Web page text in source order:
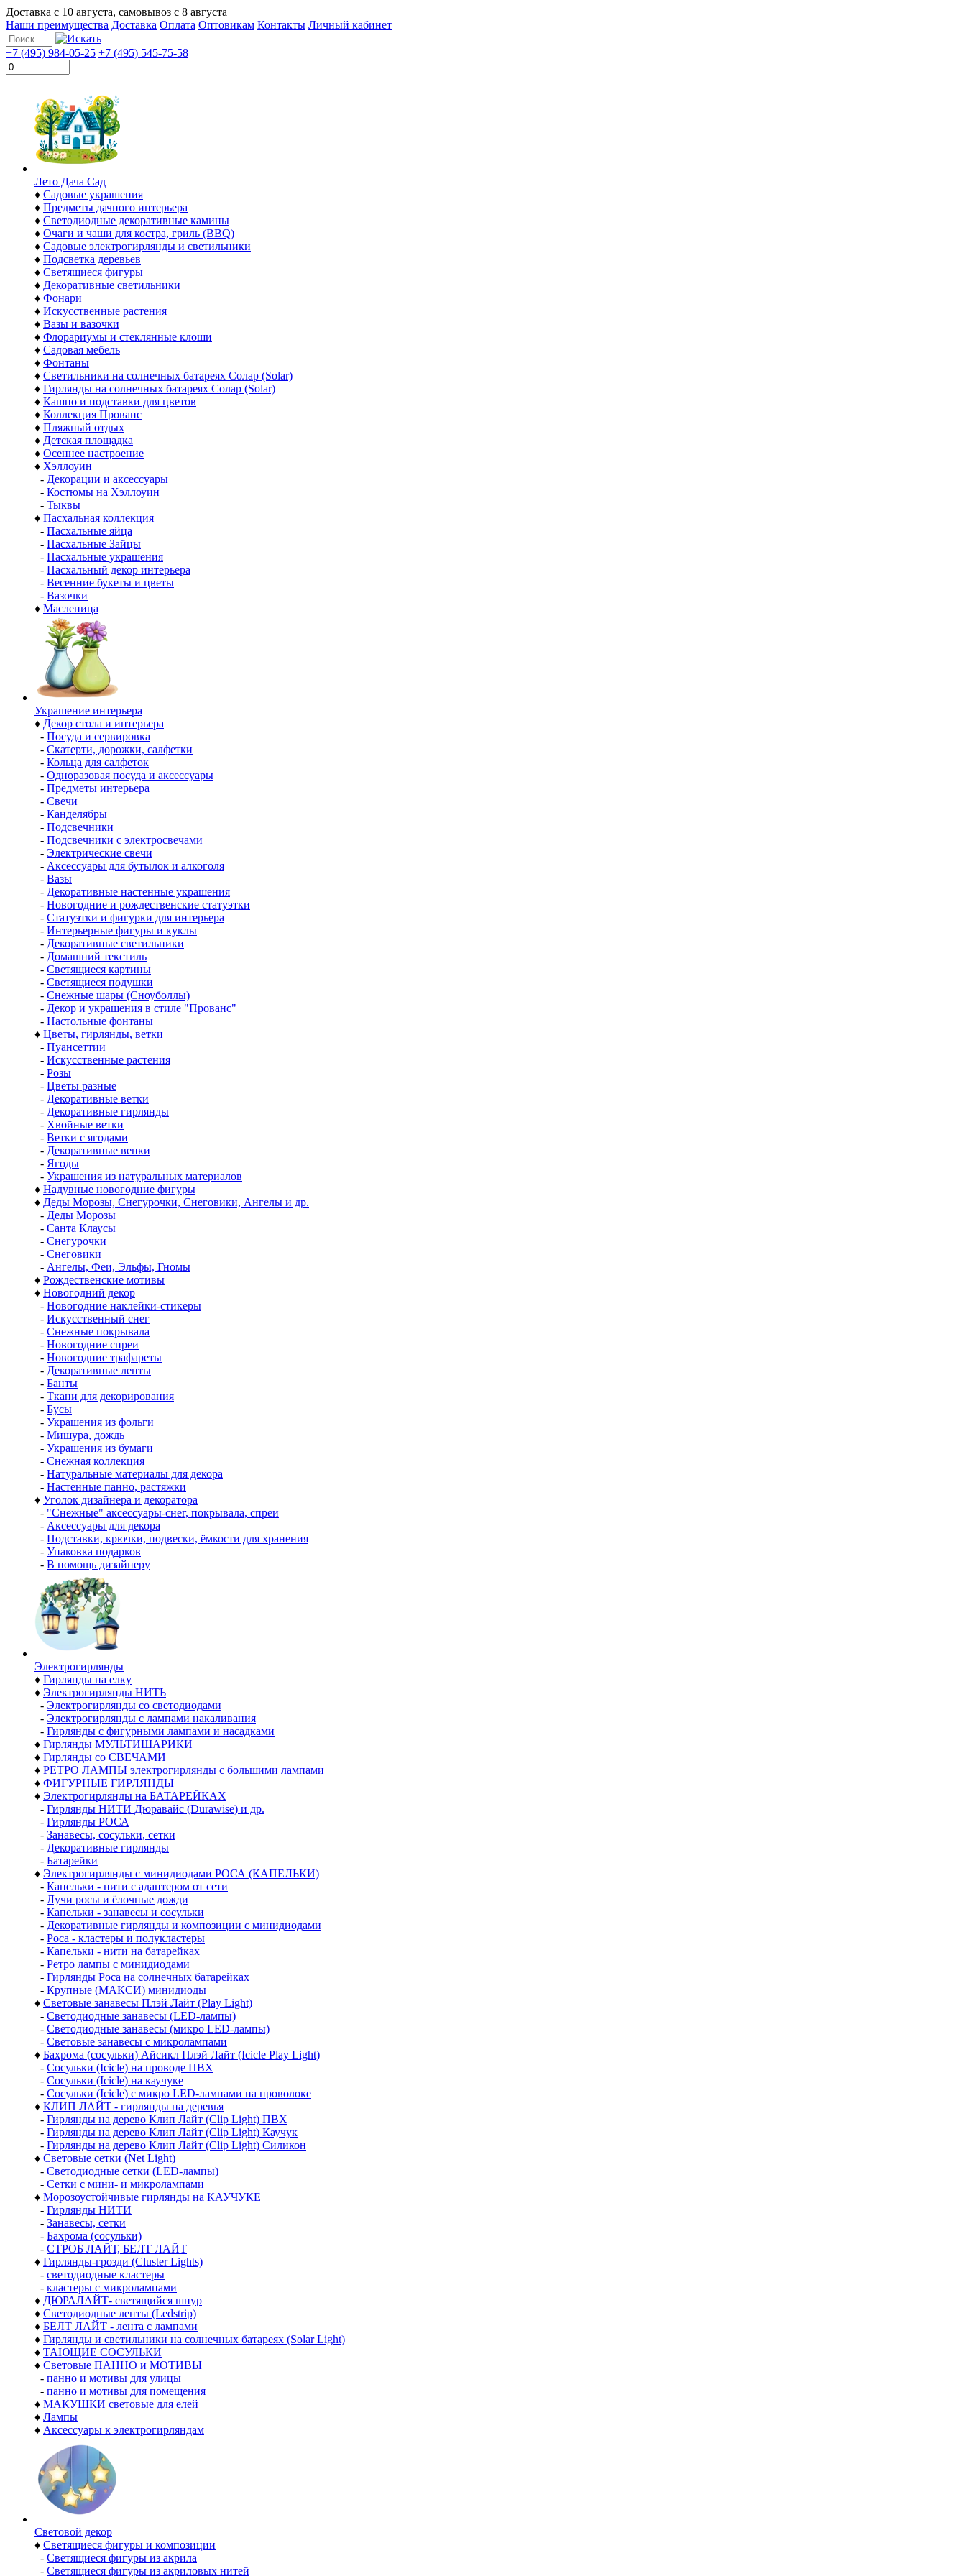
Доставка с 10 августа, самовывоз с 8 августа
Наши преимущества Доставка Оплата Оптовикам Контакты Личный кабинет
+7 (495) 984-05-25 +7 (495) 545-75-58
Лето Дача Сад
♦ Садовые украшения
♦ Предметы дачного интерьера
♦ Светодиодные декоративные камины
♦ Очаги и чаши для костра, гриль (BBQ)
♦ Садовые электрогирлянды и светильники
♦ Подсветка деревьев
♦ Светящиеся фигуры
♦ Декоративные светильники
♦ Фонари
♦ Искусственные растения
♦ Вазы и вазочки
♦ Флорариумы и стеклянные клоши
♦ Садовая мебель
♦ Фонтаны
♦ Светильники на солнечных батареях Солар (Solar)
♦ Гирлянды на солнечных батареях Солар (Solar)
♦ Кашпо и подставки для цветов
♦ Коллекция Прованс
♦ Пляжный отдых
♦ Детская площадка
♦ Осеннее настроение
♦ Хэллоуин
- Декорации и аксессуары
- Костюмы на Хэллоуин
- Тыквы
♦ Пасхальная коллекция
- Пасхальные яйца
- Пасхальные Зайцы
- Пасхальные украшения
- Пасхальный декор интерьера
- Весенние букеты и цветы
- Вазочки
♦ Масленица
Украшение интерьера
♦ Декор стола и интерьера
- Посуда и сервировка
- Скатерти, дорожки, салфетки
- Кольца для салфеток
- Одноразовая посуда и аксессуары
- Предметы интерьера
- Свечи
- Канделябры
- Подсвечники
- Подсвечники с электросвечами
- Электрические свечи
- Аксессуары для бутылок и алкоголя
- Вазы
- Декоративные настенные украшения
- Новогодние и рождественские статуэтки
- Статуэтки и фигурки для интерьера
- Интерьерные фигуры и куклы
- Декоративные светильники
- Домашний текстиль
- Светящиеся картины
- Светящиеся подушки
- Снежные шары (Сноуболлы)
- Декор и украшения в стиле "Прованс"
- Настольные фонтаны
♦ Цветы, гирлянды, ветки
- Пуансеттии
- Искусственные растения
- Розы
- Цветы разные
- Декоративные ветки
- Декоративные гирлянды
- Хвойные ветки
- Ветки с ягодами
- Декоративные венки
- Ягоды
- Украшения из натуральных материалов
♦ Надувные новогодние фигуры
♦ Деды Морозы, Снегурочки, Снеговики, Ангелы и др.
- Деды Морозы
- Санта Клаусы
- Снегурочки
- Снеговики
- Ангелы, Феи, Эльфы, Гномы
♦ Рождественские мотивы
♦ Новогодний декор
- Новогодние наклейки-стикеры
- Искусственный снег
- Снежные покрывала
- Новогодние спреи
- Новогодние трафареты
- Декоративные ленты
- Банты
- Ткани для декорирования
- Бусы
- Украшения из фольги
- Мишура, дождь
- Украшения из бумаги
- Снежная коллекция
- Натуральные материалы для декора
- Настенные панно, растяжки
♦ Уголок дизайнера и декоратора
- "Снежные" аксессуары-снег, покрывала, спреи
- Аксессуары для декора
- Подставки, крючки, подвески, ёмкости для хранения
- Упаковка подарков
- В помощь дизайнеру
Электро­гирлянды
♦ Гирлянды на елку
♦ Электрогирлянды НИТЬ
- Электрогирлянды со светодиодами
- Электрогирлянды с лампами накаливания
- Гирлянды с фигурными лампами и насадками
♦ Гирлянды МУЛЬТИШАРИКИ
♦ Гирлянды со СВЕЧАМИ
♦ РЕТРО ЛАМПЫ электрогирлянды с большими лампами
♦ ФИГУРНЫЕ ГИРЛЯНДЫ
♦ Электрогирлянды на БАТАРЕЙКАХ
- Гирлянды НИТИ Дюравайс (Durawise) и др.
- Гирлянды РОСА
- Занавесы, сосульки, сетки
- Декоративные гирлянды
- Батарейки
♦ Электрогирлянды с минидиодами РОСА (КАПЕЛЬКИ)
- Капельки - нити с адаптером от сети
- Лучи росы и ёлочные дожди
- Капельки - занавесы и сосульки
- Декоративные гирлянды и композиции с минидиодами
- Роса - кластеры и полукластеры
- Капельки - нити на батарейках
- Ретро лампы с минидиодами
- Гирлянды Роса на солнечных батарейках
- Крупные (МАКСИ) минидиоды
♦ Световые занавесы Плэй Лайт (Play Light)
- Светодиодные занавесы (LED-лампы)
- Светодиодные занавесы (микро LED-лампы)
- Световые занавесы с микролампами
♦ Бахрома (сосульки) Айсикл Плэй Лайт (Icicle Play Light)
- Сосульки (Icicle) на проводе ПВХ
- Сосульки (Icicle) на каучуке
- Сосульки (Icicle) с микро LED-лампами на проволоке
♦ КЛИП ЛАЙТ - гирлянды на деревья
- Гирлянды на дерево Клип Лайт (Clip Light) ПВХ
- Гирлянды на дерево Клип Лайт (Clip Light) Каучук
- Гирлянды на дерево Клип Лайт (Clip Light) Силикон
♦ Световые сетки (Net Light)
- Светодиодные сетки (LED-лампы)
- Сетки с мини- и микролампами
♦ Морозоустойчивые гирлянды на КАУЧУКЕ
- Гирлянды НИТИ
- Занавесы, сетки
- Бахрома (сосульки)
- СТРОБ ЛАЙТ, БЕЛТ ЛАЙТ
♦ Гирлянды-грозди (Cluster Lights)
- светодиодные кластеры
- кластеры с микролампами
♦ ДЮРАЛАЙТ- светящийся шнур
♦ Светодиодные ленты (Ledstrip)
♦ БЕЛТ ЛАЙТ - лента с лампами
♦ Гирлянды и светильники на солнечных батареях (Solar Light)
♦ ТАЮЩИЕ СОСУЛЬКИ
♦ Световые ПАННО и МОТИВЫ
- панно и мотивы для улицы
- панно и мотивы для помещения
♦ МАКУШКИ световые для елей
♦ Лампы
♦ Аксессуары к электрогирляндам
Световой декор
♦ Светящиеся фигуры и композиции
- Светящиеся фигуры из акрила
- Светящиеся фигуры из акриловых нитей